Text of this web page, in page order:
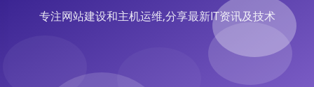
专注网站建设和主机运维,分享最新IT资讯及技术